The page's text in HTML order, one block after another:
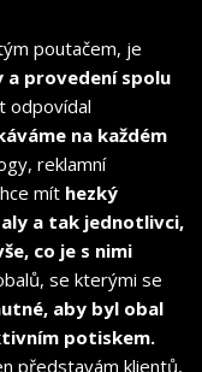
poutačem, je
a provedení spolu
odpovídal
na každém
reklamní
mít hezký
a tak jednotlivci,
co je s nimi
se kterými se
aby byl obal
potiskem.
představám klientů,